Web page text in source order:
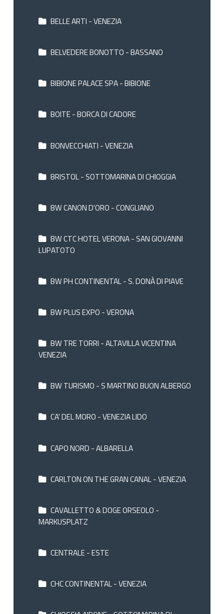
BELLE ARTI - VENEZIA
BELVEDERE BONOTTO - BASSANO
BIBIONE PALACE SPA - BIBIONE
BOITE - BORCA DI CADORE
BONVECCHIATI - VENEZIA
BRISTOL - SOTTOMARINA DI CHIOGGIA
BW CANON D'ORO - CONGLIANO
BW CTC HOTEL VERONA - SAN GIOVANNI
LUPATOTO
BW PH CONTINENTAL - S. DONÀ DI PIAVE
BW PLUS EXPO - VERONA
BW TRE TORRI - ALTAVILLA VICENTINA
VENEZIA
BW TURISMO - S MARTINO BUON ALBERGO
CA' DEL MORO - VENEZIA LIDO
CAPO NORD - ALBARELLA
CARLTON ON THE GRAN CANAL - VENEZIA
CAVALLETTO & DOGE ORSEOLO -
MARKUSPLATZ
CENTRALE - ESTE
CHC CONTINENTAL - VENEZIA